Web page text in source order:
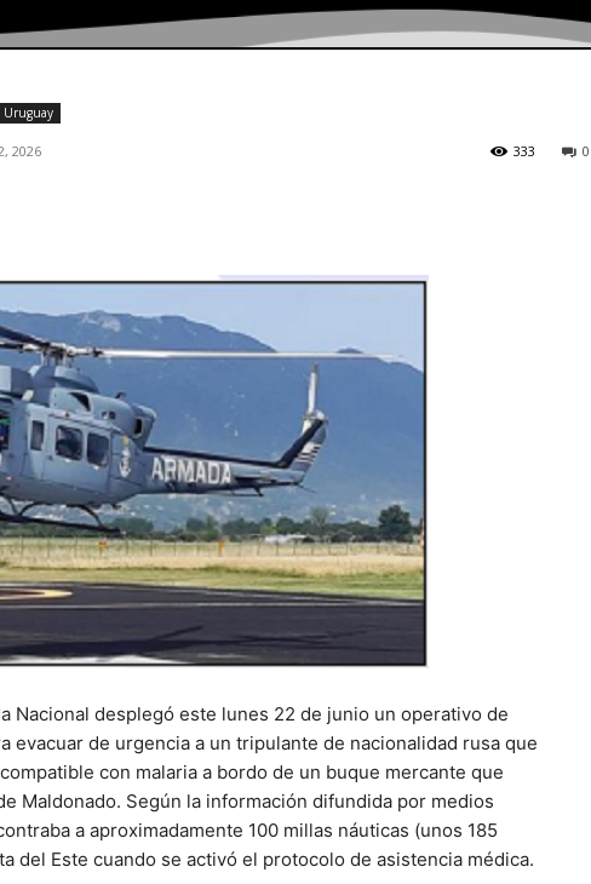
Uruguay
2026 0
333
Nacional desplegó este lunes 22 de junio un operativo de
evacuar de urgencia a un tripulante de nacionalidad rusa que
con malaria a bordo de un buque mercante que
Maldonado. Según la información difundida por medios
a aproximadamente 100 millas náuticas (unos 185
del Este cuando se activó el protocolo de asistencia médica.